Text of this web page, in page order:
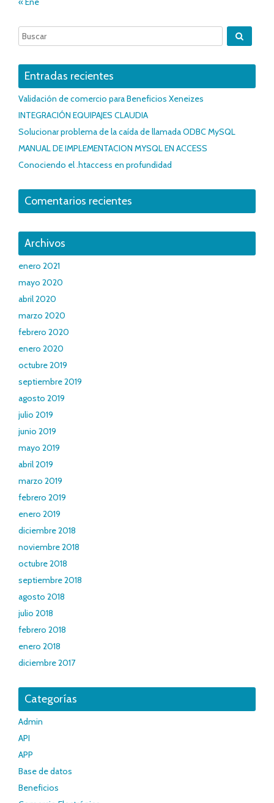
Entradas recientes
Validación de comercio para Beneficios Xeneizes
INTEGRACIÓN EQUIPAJES CLAUDIA
Solucionar problema de la caída de llamada ODBC MySQL
MANUAL DE IMPLEMENTACION MYSQL EN ACCESS
Conociendo el .htaccess en profundidad
Comentarios recientes
Archivos
enero 2021
mayo 2020
abril 2020
marzo 2020
febrero 2020
enero 2020
octubre 2019
septiembre 2019
agosto 2019
julio 2019
junio 2019
mayo 2019
abril 2019
marzo 2019
febrero 2019
enero 2019
diciembre 2018
noviembre 2018
octubre 2018
septiembre 2018
agosto 2018
julio 2018
febrero 2018
enero 2018
diciembre 2017
Categorías
Admin
API
APP
Base de datos
Beneficios